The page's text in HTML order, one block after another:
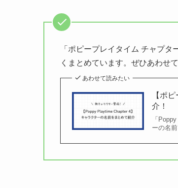
「ポピープレイタイム チャプ
くまとめています。ぜひあわせ
あわせて読みたい
【ポ
介！
「
ーの名